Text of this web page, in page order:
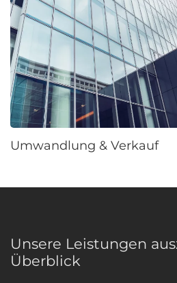
Umwandlung & Verkauf
Unsere Leistungen
Überblick